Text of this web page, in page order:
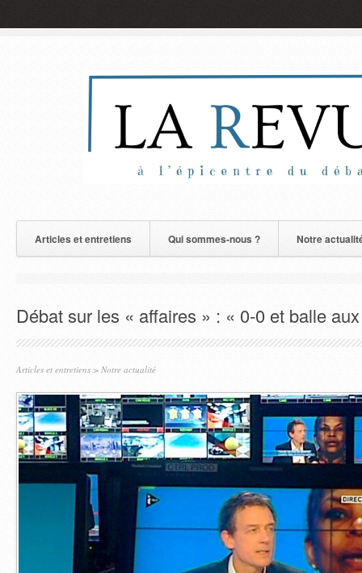
Articles et entretiens Qui sommes-nous ? Notre
Débat sur les « affaires » : « 0-0 et balle
Articles et entretiens > Notre actualité